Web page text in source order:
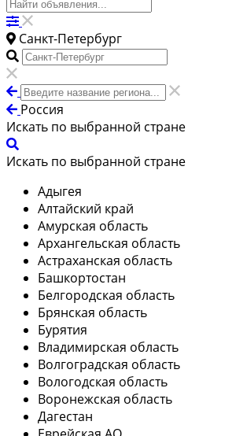
Санкт-Петербург
Россия
Искать по выбранной стране
Искать по выбранной стране
Адыгея
Алтайский край
Амурская область
Архангельская область
Астраханская область
Башкортостан
Белгородская область
Брянская область
Бурятия
Владимирская область
Волгоградская область
Вологодская область
Воронежская область
Дагестан